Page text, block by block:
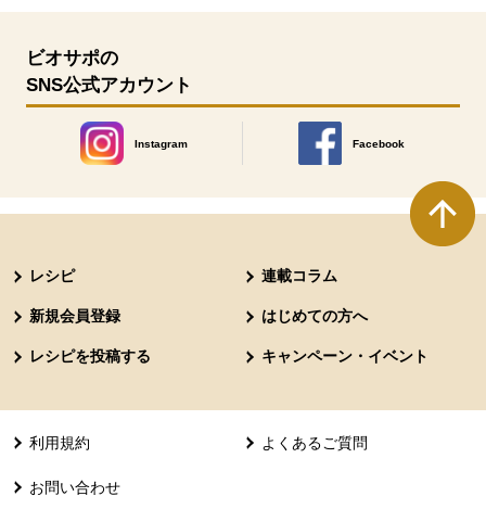
ビオサポの
SNS公式アカウント
Instagram
別のウィンドウで開きます。
Facebook
別のウィンドウで開きます
レシピ 連載コラム
新規会員登録 はじめての方へ
レシピを投稿する キャンペーン・イベント
利用規約 よくあるご質問
お問い合わせ